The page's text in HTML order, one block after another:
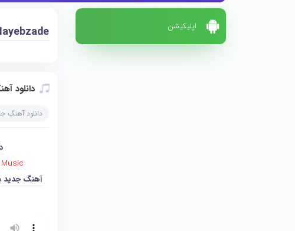
اپلیکیشن
دانلود
دانلود آهنگ
آهنگ جدید